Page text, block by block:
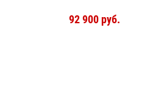
92 900 руб.